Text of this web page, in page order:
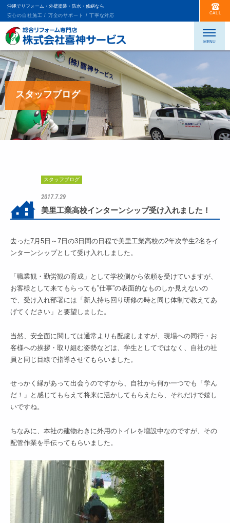
沖縄でリフォーム・外壁塗装・防水・修繕なら
安心の自社施工 / 万全のサポート / 丁寧な対応
CALL
スタッフブログ
スタッフブログ
2017.7.29
美里工業高校インターンシップ受け入れました！
去った7月5日～7日の3日間の日程で美里工業高校の2年次学生2名をイ
ンターンシップとして受け入れしました。
「職業観・勤労観の育成」として学校側から依頼を受けていますが、
お客様として来てもらっても”仕事”の表面的なものしか見えないの
で、受け入れ部署には「新人持ち回り研修の時と同じ体制で教えてあ
げてください」と要望しました。
当然、安全面に関しては通常よりも配慮しますが、現場への同行・お
客様への挨拶・取り組む姿勢などは、学生としてではなく、自社の社
員と同じ目線で指導させてもらいました。
せっかく縁があって出会うのですから、自社から何か一つでも「学ん
だ！」と感じてもらえて将来に活かしてもらえたら、それだけで嬉し
いですね。
ちなみに、本社の建物わきに外用のトイレを増設中なのですが、その
配管作業を手伝ってもらいました。